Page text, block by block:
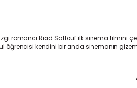
romancı Riad Sattouf ilk sinema filmini
öğrencisi kendini bir anda sinemanın